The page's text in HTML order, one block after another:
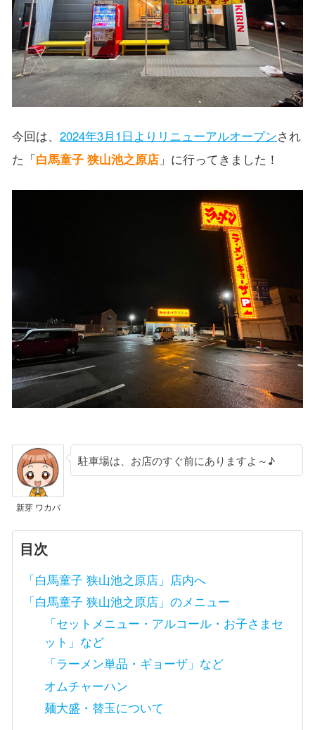
今回は、 2024年3月1日よりリニューアルオープンされ
た「白馬童子 狭山池之原店」に行ってきました！
新芽 ワカバ
駐車場は、お店のすぐ前にありますよ～♪
目次
「白馬童子 狭山池之原店」店内へ
「白馬童子 狭山池之原店」のメニュー
「セットメニュー・アルコール・お子さまセ
ット」など
「ラーメン単品・ギョーザ」など
オムチャーハン
麺大盛・替玉について